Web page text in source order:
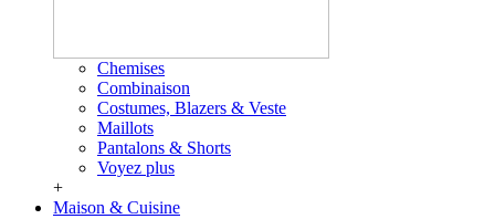
Chemises
Combinaison
Costumes, Blazers & Veste
Maillots
Pantalons & Shorts
Voyez plus
+
Maison & Cuisine